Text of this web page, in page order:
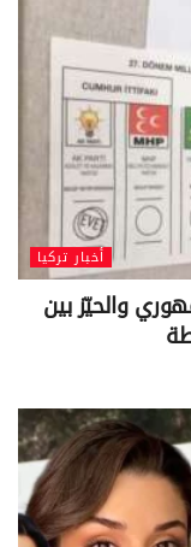
أخبار تركيا
والحيّز بين